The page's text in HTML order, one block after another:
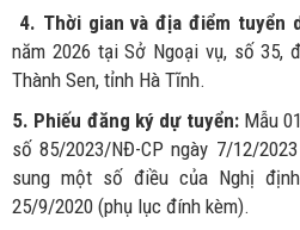
4. Thời gian và địa điểm tuyển
năm 2026 tại Sở Ngoại vụ, số 35,
Thành Sen, tỉnh Hà Tĩnh.
5. Phiếu đăng ký dự tuyển:Mẫu
số 85/2023/NĐ-CP ngày 7/12/
sung một số điều của Nghị
25/9/2020 (phụ lục đính kèm).